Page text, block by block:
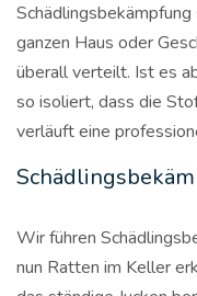
ganzen Haus oder
überall verteilt. Ist es
so isoliert, dass die
verläuft eine
Wir führen
nun Ratten im Keller